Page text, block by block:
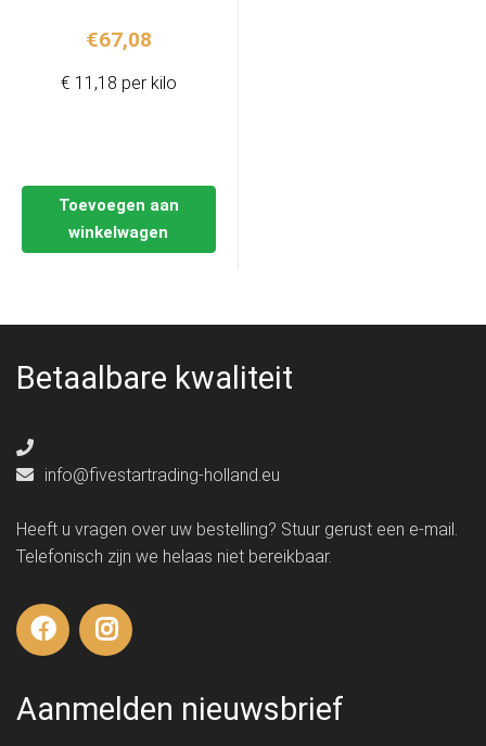
€67,08
Toevoegen aan
winkelwagen
€ 11,18 per kilo
Betaalbare kwaliteit
info@fivestartrading-holland.eu
Heeft u vragen over uw bestelling? Stuur gerust een e-mail.
Telefonisch zijn we helaas niet bereikbaar.
Aanmelden nieuwsbrief